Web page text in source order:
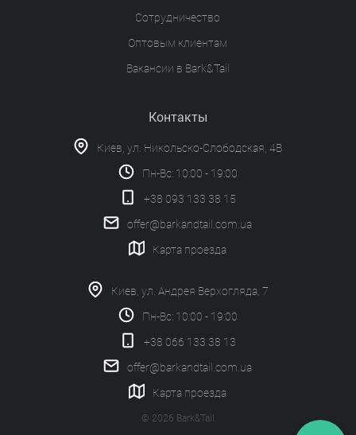
Сотрудничество
Оптовым клиентам
Вакансии в Bark&Tail
Контакты
Киев, ул. Никольско-Слободская, 4В
Пн-Вс: 10:00 - 19:00
+38 093 133 38 15
offer@barkandtail.com.ua
Карта проезда
Киев, ул. Андрея Верхогляда, 7
Пн-Вс: 10:00 - 19:00
+38 066 133 38 13
offer@barkandtail.com.ua
Карта проезда
© 2026 Bark&Tail